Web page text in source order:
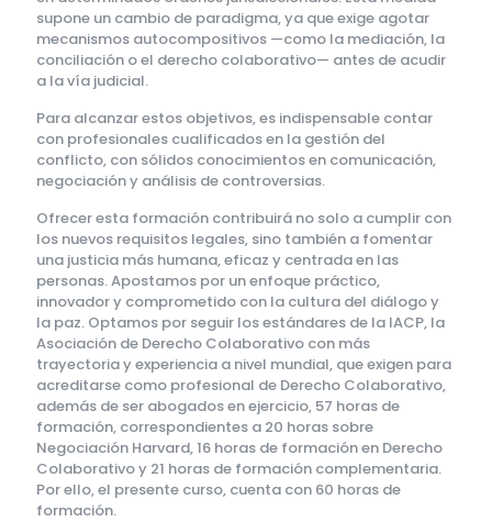
supone un cambio de paradigma, ya que exige agotar
mecanismos autocompositivos —como la mediación, la
conciliación o el derecho colaborativo— antes de acudir
a la vía judicial.
Para alcanzar estos objetivos, es indispensable contar
con profesionales cualificados en la gestión del
conflicto, con sólidos conocimientos en comunicación,
negociación y análisis de controversias.
Ofrecer esta formación contribuirá no solo a cumplir con
los nuevos requisitos legales, sino también a fomentar
una justicia más humana, eficaz y centrada en las
personas. Apostamos por un enfoque práctico,
innovador y comprometido con la cultura del diálogo y
la paz. Optamos por seguir los estándares de la IACP, la
Asociación de Derecho Colaborativo con más
trayectoria y experiencia a nivel mundial, que exigen para
acreditarse como profesional de Derecho Colaborativo,
además de ser abogados en ejercicio, 57 horas de
formación, correspondientes a 20 horas sobre
Negociación Harvard, 16 horas de formación en Derecho
Colaborativo y 21 horas de formación complementaria.
Por ello, el presente curso, cuenta con 60 horas de
formación.